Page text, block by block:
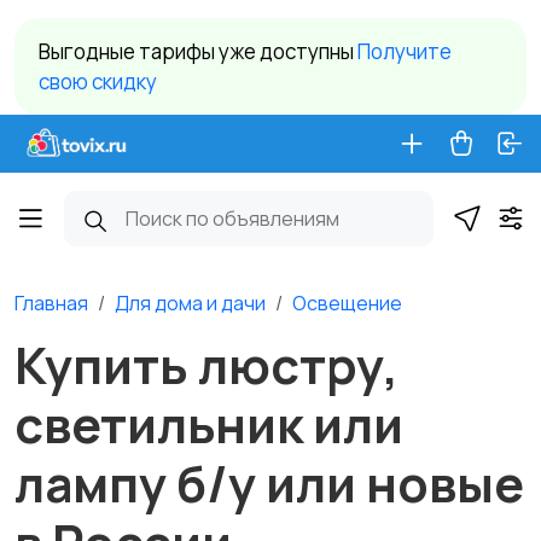
Выгодные тарифы уже доступныПолучите
свою скидку
Главная Для дома и дачи Освещение
Купить люстру,
светильник или
лампу б/у или новые